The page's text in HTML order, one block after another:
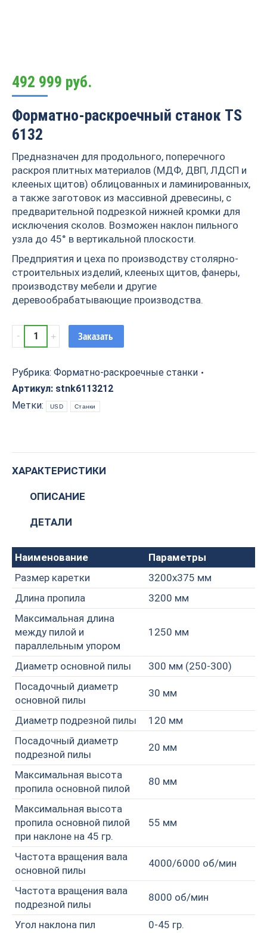
492 999 руб.
Форматно-раскроечный станок TS
6132
Предназначен для продольного, поперечного
раскроя плитных материалов (МДФ, ДВП, ЛДСП и
клееных щитов) облицованных и ламинированных,
а также заготовок из массивной древесины, с
предварительной подрезкой нижней кромки для
исключения сколов. Возможен наклон пильного
узла до 45° в вертикальной плоскости.
Предприятия и цеха по производству столярно-
строительных изделий, клееных щитов, фанеры,
производству мебели и другие
деревообрабатывающие производства.
Форматно-
раскроечный
TS
6132
quantity
Заказать
Рубрика: Форматно-раскроечные станки
Артикул: stnk6113212
Метки:
USD Станки
ХАРАКТЕРИСТИКИ
ОПИСАНИЕ
ДЕТАЛИ
Наименование
Параметры
Размер каретки
3200х375 мм
Длина пропила
3200 мм
Максимальная длина
между пилой и
параллельным упором
1250 мм
Диаметр основной пилы
300 мм (250-300)
Посадочный диаметр
основной пилы
30 мм
Диаметр подрезной пилы
120 мм
Посадочный диаметр
подрезной пилы
20 мм
Максимальная высота
пропила основной пилой
80 мм
Максимальная высота
пропила основной пилой
при наклоне на 45 гр.
55 мм
Частота вращения вала
основной пилы
4000/6000 об/мин
Частота вращения вала
подрезной пилы
8000 об/мин
Угол наклона пил 0-45 гр.